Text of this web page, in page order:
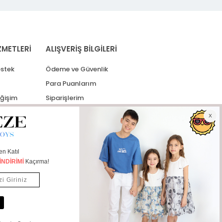
ALIŞVERİŞ BİLGİLERİ
Ödeme ve Güvenlik
Para Puanlarım
Siparişlerim